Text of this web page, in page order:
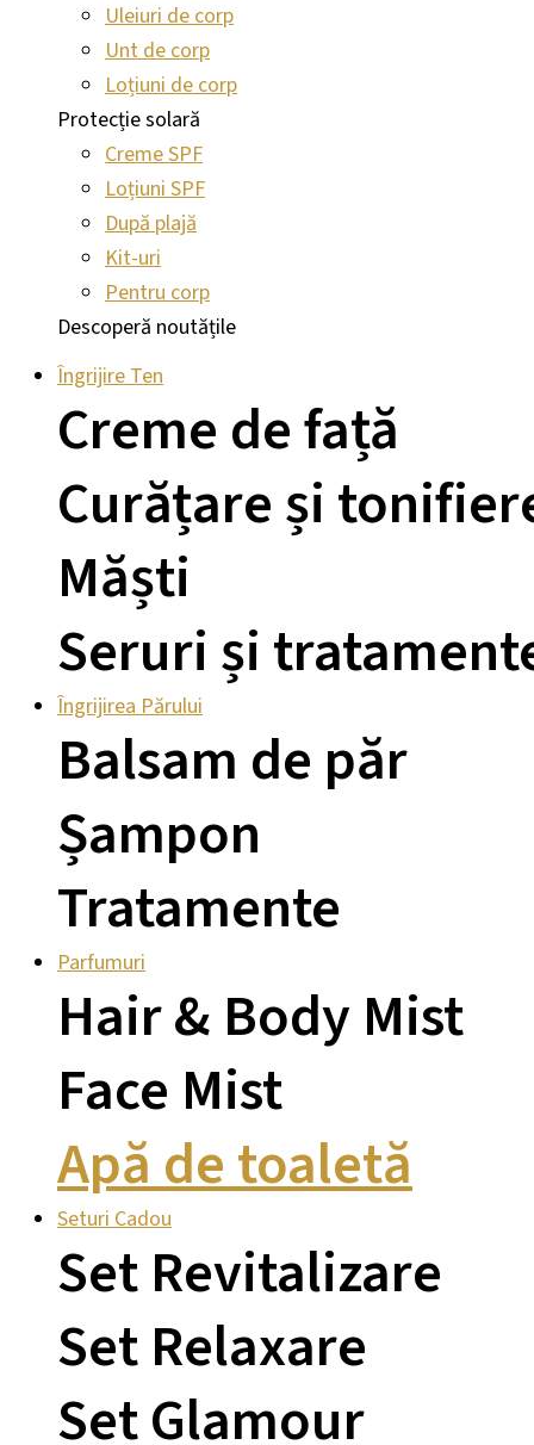
Uleiuri de corp
Unt de corp
Loțiuni de corp
Protecție solară
Creme SPF
Loțiuni SPF
După plajă
Kit-uri
Pentru corp
Descoperă noutățile
Îngrijire Ten
Creme de față
Curățare și
Măști
Seruri și
Îngrijirea Părului
Balsam de păr
Șampon
Tratamente
Parfumuri
Hair & Body Mist
Face Mist
Apă de toaletă
Seturi Cadou
Set Revitalizare
Set Relaxare
Set Glamour